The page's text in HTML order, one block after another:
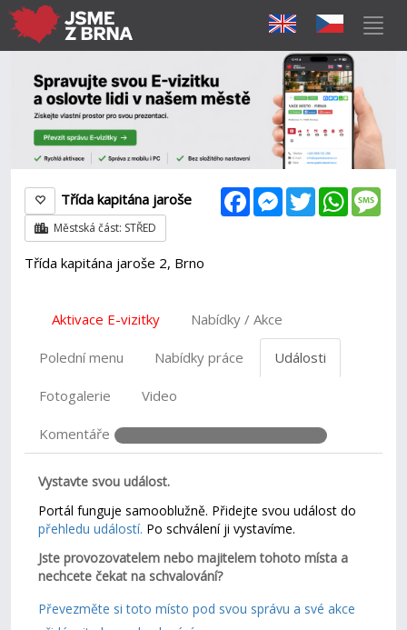
FacebookMessenger
Twitter
Třída kapitána jaroše
Městská část: STŘED
Třída kapitána jaroše 2, Brno
Aktivace E-vizitky Nabídky / Akce
Polední menu Nabídky práce Události
Fotogalerie Video
Komentáře
Vystavte svou událost.
Portál funguje samooblužně. Přidejte svou událost do
přehledu událostí. Po schválení ji vystavíme.
Jste provozovatelem nebo majitelem tohoto místa a
nechcete čekat na schvalování?
Převezměte si toto místo pod svou správu a své akce